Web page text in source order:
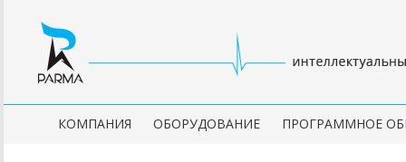
КОМПАНИЯ ОБОРУДОВАНИЕ ПРОГРАММНОЕ